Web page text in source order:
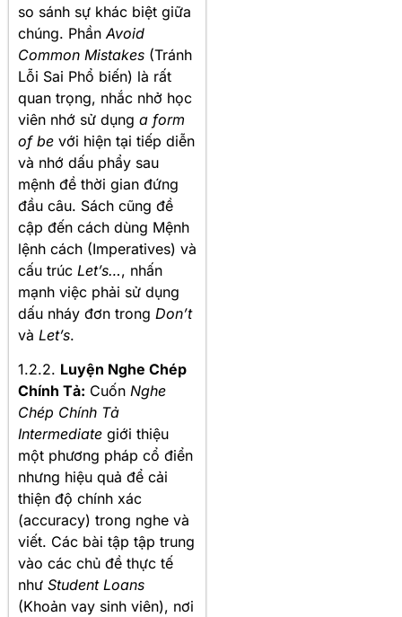
so sánh sự khác biệt giữa
chúng. Phần Avoid
Common Mistakes (Tránh
Lỗi Sai Phổ biến) là rất
quan trọng, nhắc nhở học
viên nhớ sử dụng a form
of be với hiện tại tiếp diễn
và nhớ dấu phẩy sau
mệnh đề thời gian đứng
đầu câu. Sách cũng đề
cập đến cách dùng Mệnh
lệnh cách (Imperatives) và
cấu trúc Let’s…, nhấn
mạnh việc phải sử dụng
dấu nháy đơn trong Don’t
và Let’s.
1.2.2. Luyện Nghe Chép
Chính Tả: Cuốn Nghe
Chép Chính Tả
Intermediate giới thiệu
một phương pháp cổ điển
nhưng hiệu quả để cải
thiện độ chính xác
(accuracy) trong nghe và
viết. Các bài tập tập trung
vào các chủ đề thực tế
như Student Loans
(Khoản vay sinh viên), nơi